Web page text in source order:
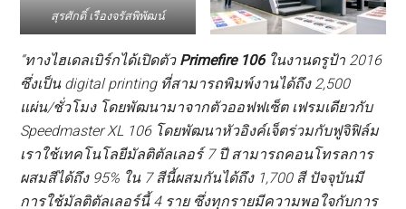
สุรศักดิ์ เรืองจรัสพิพัฒน์
“ทางไฮเดลเบิร์กได้เปิดตัว Primefire 106 ในงานดรูป้า 2016
ซึ่งเป็น digital printing ที่สามารถพิมพ์งานได้ถึง 2,500
แผ่น/ชั่วโมง โดยพัฒนามาจากตัวออฟฟเซ็ต เฟรมเดียวกับ
Speedmaster XL 106 โดยพัฒนาหัวอิงค์เจ็ตร่วมกับฟูจิฟิล์ม
เราใช้เทคโนโลยีมัลติตัลเลอร์ 7 ปี สามารถคอนโทรลการ
ผสมสีได้ถึง 95% ใน 7 สีนี้ผสมกันได้ถึง 1,700 สี ปัจจุบันมี
การใช้มัลติตัลเลอร์นี้ 4 ราย ซึ่งทุกรายมีความพอใจกับการ